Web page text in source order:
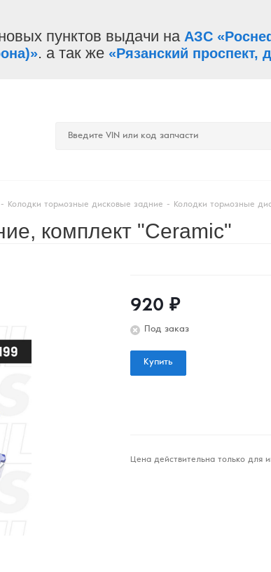
пунктов выдачи на АЗС
. а так же «Рязанский проспект,
- Колодки тормозные дисковые задние - Колодки тормозные
комплект "Ceramic"
920 ₽
Под заказ
Купить
Цена действительна только для